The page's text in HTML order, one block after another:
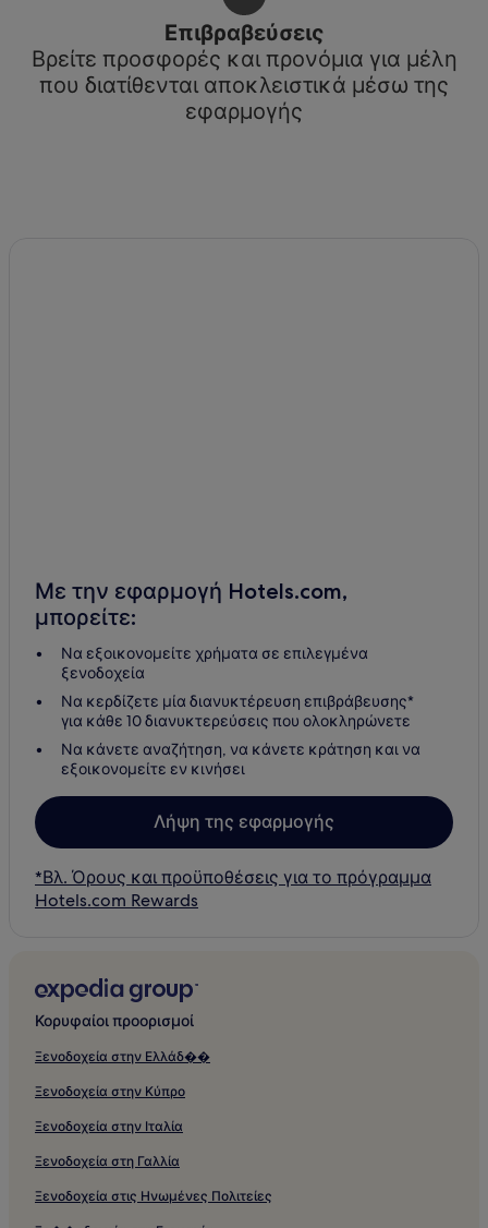
Επιβραβεύσεις
Βρείτε προσφορές και προνόμια για μέλη
που διατίθενται αποκλειστικά μέσω της
εφαρμογής
Με την εφαρμογή Hotels.com,
μπορείτε:
Να εξοικονομείτε χρήματα σε επιλεγμένα
ξενοδοχεία
Να κερδίζετε μία διανυκτέρευση επιβράβευσης*
για κάθε 10 διανυκτερεύσεις που ολοκληρώνετε
Να κάνετε αναζήτηση, να κάνετε κράτηση και να
εξοικονομείτε εν κινήσει
Λήψη της εφαρμογής
*Βλ. Όρους και προϋποθέσεις για το πρόγραμμα
Hotels.com Rewards
Κορυφαίοι προορισμοί
Ξενοδοχεία στην Ελλάδ��
Ξενοδοχεία στην Κύπρο
Ξενοδοχεία στην Ιταλία
Ξενοδοχεία στη Γαλλία
Ξενοδοχεία στις Ηνωμένες Πολιτείες